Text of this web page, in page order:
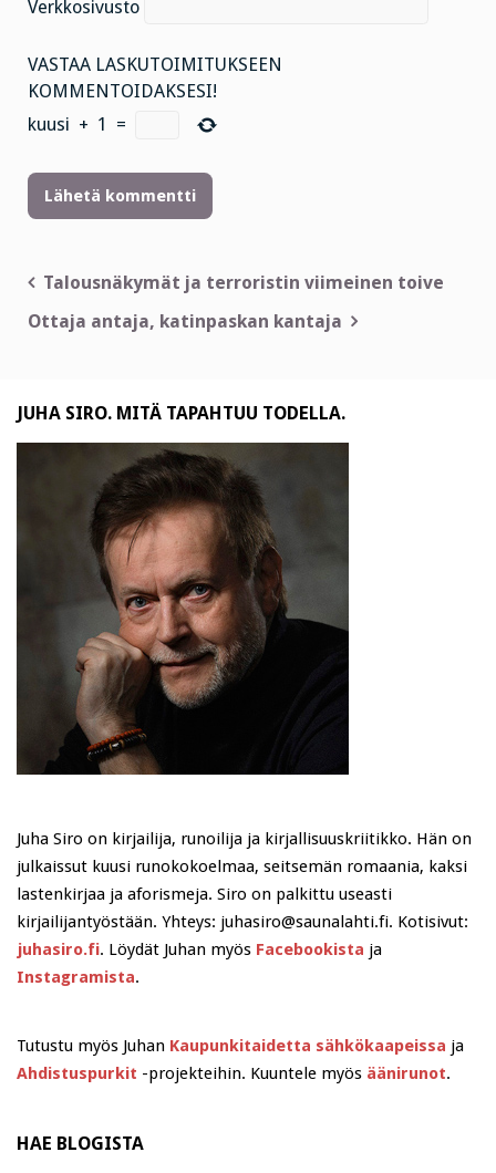
Verkkosivusto
VASTAA LASKUTOIMITUKSEEN
KOMMENTOIDAKSESI!
kuusi + 1 =
Artikkelien
selaus
Talousnäkymät ja terroristin viimeinen toive
Ottaja antaja, katinpaskan kantaja
JUHA SIRO. MITÄ TAPAHTUU TODELLA.
Juha Siro on kirjailija, runoilija ja kirjallisuuskriitikko. Hän on
julkaissut kuusi runokokoelmaa, seitsemän romaania, kaksi
lastenkirjaa ja aforismeja. Siro on palkittu useasti
kirjailijantyöstään. Yhteys: juhasiro@saunalahti.fi. Kotisivut:
juhasiro.fi. Löydät Juhan myös Facebookista ja
Instagramista.
Tutustu myös Juhan Kaupunkitaidetta sähkökaapeissa ja
Ahdistuspurkit -projekteihin. Kuuntele myös äänirunot.
HAE BLOGISTA